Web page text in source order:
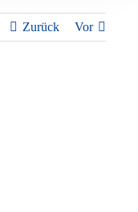
Zurück Vor